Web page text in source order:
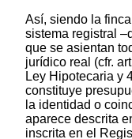
Así, siendo la
sistema registral
que se asientan
jurídico real (cfr.
Ley Hipotecaria y
constituye
la identidad o
aparece descrita
inscrita en el